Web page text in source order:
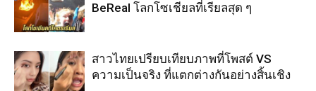
BeReal โลกโซเชียลที่เรียลสุด ๆ
สาวไทยเปรียบเทียบภาพที่โพสต์ VS
ความเป็นจริง ที่แตกต่างกันอย่างสิ้นเชิง